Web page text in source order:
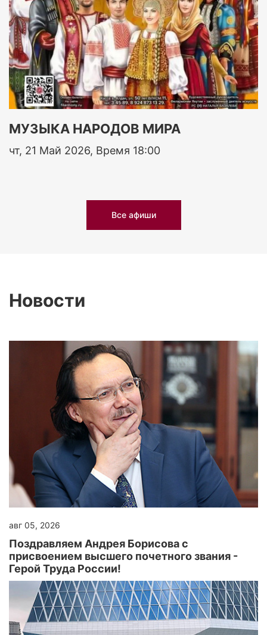
МУЗЫКА НАРОДОВ МИРА
чт, 21 Май 2026, Время 18:00
Все афиши
Новости
авг 05, 2026
Поздравляем Андрея Борисова с
присвоением высшего почетного звания -
Герой Труда России!